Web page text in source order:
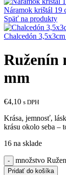
Náramok krištál 19
Späť na produkty
Chalcedón
Ruženín
mm
€4,10 s DPH
Krása, jemnosť,
krásu okolo seba –
16 na sklade
množstvo
Pridať do košíka